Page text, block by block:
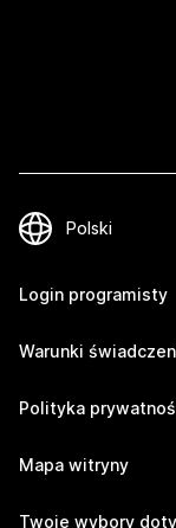
Login programisty
Warunki
Polityka
Mapa witryny
Twoje wybory